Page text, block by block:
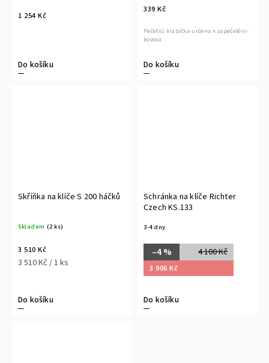
1 254 Kč
Do košíku
339 Kč
Do košíku
Pečetící krabička-určeno k zapečetění-
kovová
Skříňka na klíče S 200 háčků
Skladem (2 ks)
3 510 Kč
3 510 Kč / 1 ks
Do košíku
Schránka na klíče Richter
Czech KS.133
3-4 dny
4 100 Kč
–4 %
3 906 Kč
Do košíku